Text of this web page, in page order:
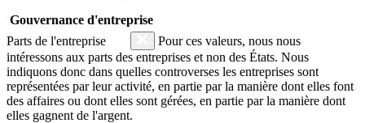
Gouvernance d'entreprise
Parts de l'entreprise
Pour ces valeurs, nous nous
intéressons aux parts des entreprises et non des États. Nous
indiquons donc dans quelles controverses les entreprises sont
représentées par leur activité, en partie par la manière dont elles font
des affaires ou dont elles sont gérées, en partie par la manière dont
elles gagnent de l'argent.